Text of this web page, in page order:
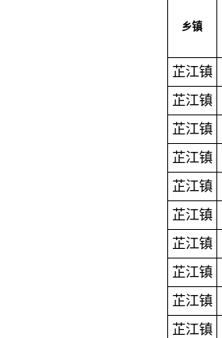
乡镇
芷江镇
芷江镇
芷江镇
芷江镇
芷江镇
芷江镇
芷江镇
芷江镇
芷江镇
芷江镇